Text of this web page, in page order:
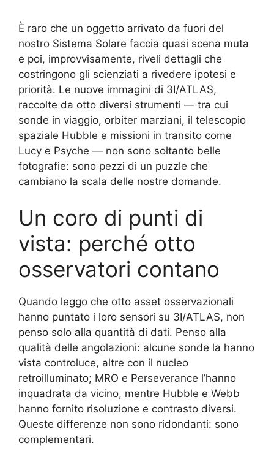
È raro che un oggetto arrivato da fuori del
nostro Sistema Solare faccia quasi scena muta
e poi, improvvisamente, riveli dettagli che
costringono gli scienziati a rivedere ipotesi e
priorità. Le nuove immagini di 3I/ATLAS,
raccolte da otto diversi strumenti — tra cui
sonde in viaggio, orbiter marziani, il telescopio
spaziale Hubble e missioni in transito come
Lucy e Psyche — non sono soltanto belle
fotografie: sono pezzi di un puzzle che
cambiano la scala delle nostre domande.
Un coro di punti di
vista: perché otto
osservatori contano
Quando leggo che otto asset osservazionali
hanno puntato i loro sensori su 3I/ATLAS, non
penso solo alla quantità di dati. Penso alla
qualità delle angolazioni: alcune sonde la hanno
vista controluce, altre con il nucleo
retroilluminato; MRO e Perseverance l’hanno
inquadrata da vicino, mentre Hubble e Webb
hanno fornito risoluzione e contrasto diversi.
Queste differenze non sono ridondanti: sono
complementari.